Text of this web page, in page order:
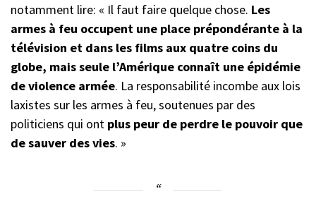
notamment lire: « Il faut faire quelque chose. Les
armes à feu occupent une place prépondérante à la
télévision et dans les films aux quatre coins du
globe, mais seule l’Amérique connaît une épidémie
de violence armée. La responsabilité incombe aux lois
laxistes sur les armes à feu, soutenues par des
politiciens qui ont plus peur de perdre le pouvoir que
de sauver des vies. »